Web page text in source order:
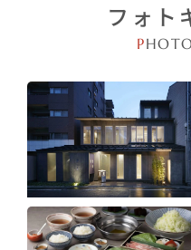
フォト
P